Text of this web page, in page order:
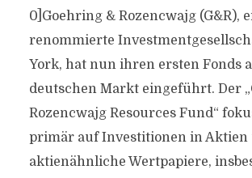
0]Goehring & Rozencwajg (G&R),
renommierte
York, hat nun ihren ersten Fonds
deutschen Markt eingeführt. Der
Rozencwajg Resources Fund“
primär auf Investitionen in Aktien
aktienähnliche Wertpapiere,